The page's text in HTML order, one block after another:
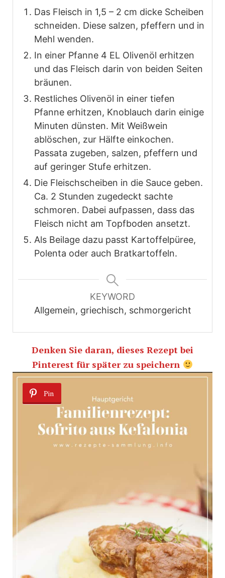
Das Fleisch in 1,5 – 2 cm dicke Scheiben
schneiden. Diese salzen, pfeffern und in
Mehl wenden.
In einer Pfanne 4 EL Olivenöl erhitzen
und das Fleisch darin von beiden Seiten
bräunen.
Restliches Olivenöl in einer tiefen
Pfanne erhitzen, Knoblauch darin einige
Minuten dünsten. Mit Weißwein
ablöschen, zur Hälfte einkochen.
Passata zugeben, salzen, pfeffern und
auf geringer Stufe erhitzen.
Die Fleischscheiben in die Sauce geben.
Ca. 2 Stunden zugedeckt sachte
schmoren. Dabei aufpassen, dass das
Fleisch nicht am Topfboden ansetzt.
Als Beilage dazu passt Kartoffelpüree,
Polenta oder auch Bratkartoffeln.
KEYWORD
Allgemein, griechisch, schmorgericht
Denken Sie daran, dieses Rezept bei
Pinterest für später zu speichern
Pin